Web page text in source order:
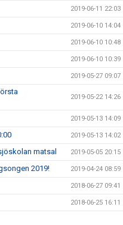
2019-06-11 22:03
2019-06-10 14:04
2019-06-10 10:48
2019-06-10 10:39
2019-05-27 09:07
2019-05-22 14:26
2019-05-13 14:09
2019-05-13 14:02
matsal 2019-05-05 20:15
2019! 2019-04-24 08:59
2018-06-27 09:41
2018-06-25 16:11